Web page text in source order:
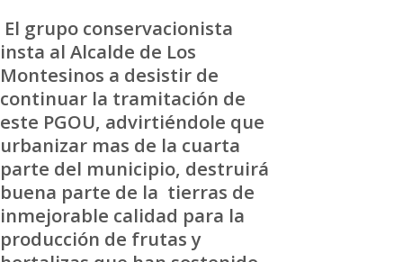
El grupo conservacionista
insta al Alcalde de Los
Montesinos a desistir de
continuar la tramitación de
este PGOU, advirtiéndole que
urbanizar mas de la cuarta
parte del municipio, destruirá
buena parte de la tierras de
inmejorable calidad para la
producción de frutas y